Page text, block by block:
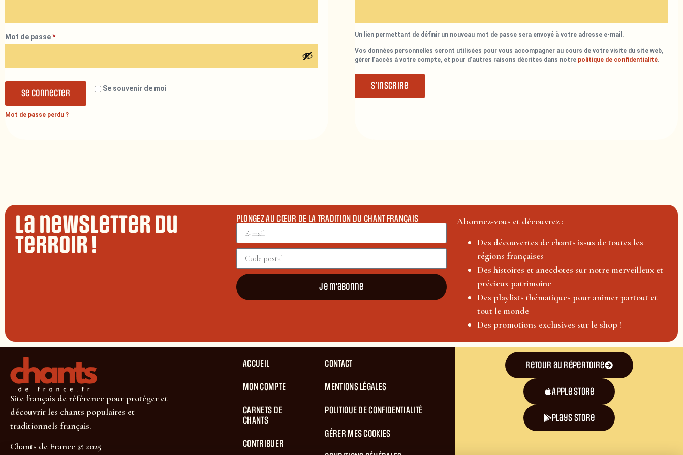
Mot de passe*
Se souvenir de moi
Se connecter
Mot de passe perdu ?
Un lien permettant de définir un nouveau mot de passe sera envoyé à votre adresse e-mail.
Vos données personnelles seront utilisées pour vous accompagner au cours de votre visite du site web,
gérer l’accès à votre compte, et pour d’autres raisons décrites dans notre politique de confidentialité.
S’inscrire
La newsletter du
terroir !
PLONGEZ AU CŒUR DE LA TRADITION DU CHANT FRANÇAIS
Je m'abonne
Abonnez-vous et découvrez :
Des découvertes de chants issus de toutes les
régions françaises
Des histoires et anecdotes sur notre merveilleux et
précieux patrimoine
Des playlists thématiques pour animer partout et
tout le monde
Des promotions exclusives sur le shop !
Site français de référence pour protéger et
découvrir les chants populaires et
traditionnels français.
Chants de France © 2025
ACCUEIL
MON COMPTE
CARNETS DE
CHANTS
CONTRIBUER
CONTACT
MENTIONS LÉGALES
POLITIQUE DE CONFIDENTIALITÉ
GÉRER MES COOKIES
Retour au répertoire
Apple Store
plays store